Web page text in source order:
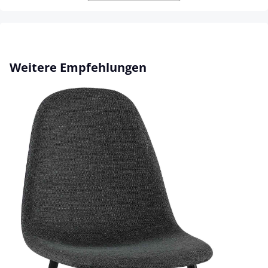
Produktgalerie überspringen
Weitere Empfehlungen